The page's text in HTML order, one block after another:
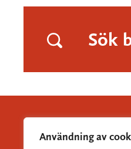
Användning av
Sök